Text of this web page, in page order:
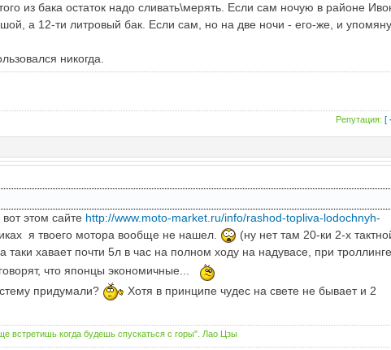
из бака остаток надо сливать\мерять. Если сам ночую в районе
а 12-ти литровый бак. Если сам, но на две ночи - его-же, и
никогда.
Репутация: [
этом сайте http://www.moto-market.ru/info/rashod-topliva-lodochnyh-
я твоего мотора вообще не нашел.
(ну нет там 20-ки 2-х
хавает почти 5л в час на полном ходу на надувасе, при троллинге
что японцы экономичные...
придумали?
Хотя в принципе чудес на свете не бывает и 2
встретишь когда будешь спускаться с горы". Лао Цзы